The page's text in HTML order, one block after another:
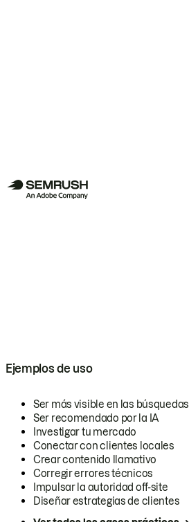
Ejemplos de uso
Ser más visible en las búsquedas
Ser recomendado por la IA
Investigar tu mercado
Conectar con clientes locales
Crear contenido llamativo
Corregir errores técnicos
Impulsar la autoridad off-site
Diseñar estrategias de clientes